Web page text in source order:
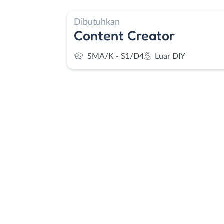
Dibutuhkan
Content Creator
SMA/K - S1/D4 Luar DIY